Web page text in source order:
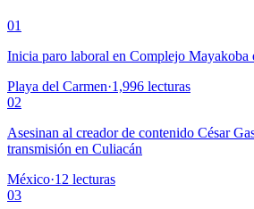
01
Inicia paro laboral en Complejo Mayakoba
Playa del Carmen·1,996 lecturas
02
Asesinan al creador de contenido César
transmisión en Culiacán
México·12 lecturas
03